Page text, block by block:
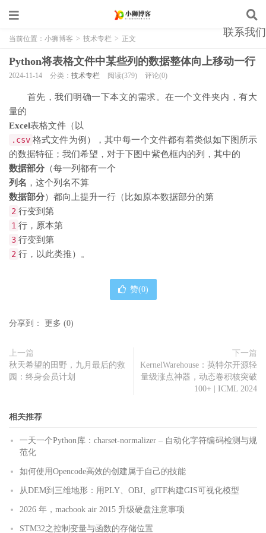
联系我们
当前位置： 小狮博客 > 技术专栏 > 正文
Python将表格文件中某些列的数据整体向上移动一行
2024-11-14 分类： 技术专栏 阅读(379) 评论(0)
首先，我们明确一下本文的需求。在一个文件夹内，有大
量的
Excel表格文件（以
.csv 格式文件为例），其中每一个文件都有着类似如下图所示
的数据特征；我们希望，对于下图中紫色框内的列，其中的
数据部分 （每一列都有一个
列名 ，这个列名不算
数据部分）都向上提升一行（比如原本数据部分的第
2 行变到第
1 行，原本第
3 行变到第
2 行，以此类推）。
赞(0)
分享到： 更多 (0)
上一篇
秋天希望的田野，九月最后的救
园：终身会员计划
下一篇
KernelWarehouse：英特尔开源轻
量级涨点神器，动态卷积核突破
100+ | ICML 2024
相关推荐
一天一个Python库：charset-normalizer – 自动化字符编码检测与规
范化
如何使用Opencode高效的创建属于自己的技能
从DEM到三维地形：用PLY、OBJ、glTF构建GIS可视化模型
2026 年，macbook air 2015 升级硬盘注意事项
STM32之控制变量与函数的存储位置